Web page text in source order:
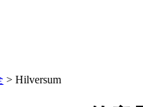
> Hilversum